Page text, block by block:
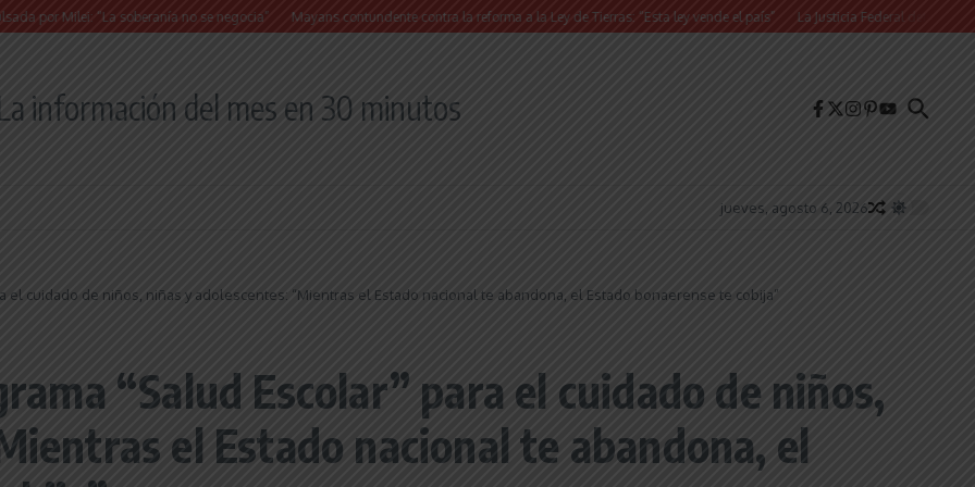
“La soberanía no se negocia” Mayans contundente contra la reforma a la Ley de Tierras: “Esta ley vende el país” La Justicia Federal detuvo a dos
información del mes en 30 minutos
jueves, agosto 6, 2026
el cuidado de niños, niñas y adolescentes: “Mientras el Estado nacional te abandona, el Estado bonaerense te cobija”
“Salud Escolar” para el cuidado de niños,
el Estado nacional te abandona, el